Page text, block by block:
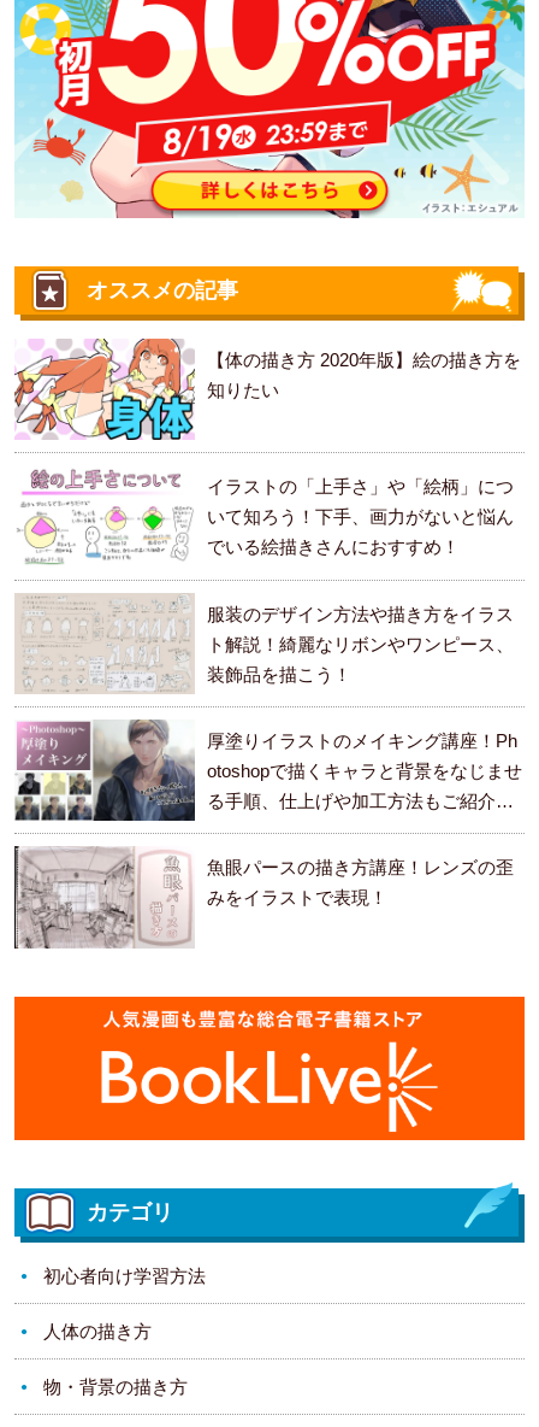
オススメの記事
【体の描き方 2020年版】絵の描き方を
知りたい
イラストの「上手さ」や「絵柄」につ
いて知ろう！下手、画力がないと悩ん
でいる絵描きさんにおすすめ！
服装のデザイン方法や描き方をイラス
ト解説！綺麗なリボンやワンピース、
装飾品を描こう！
厚塗りイラストのメイキング講座！Ph
otoshopで描くキャラと背景をなじませ
る手順、仕上げや加工方法もご紹介し
ます。
魚眼パースの描き方講座！レンズの歪
みをイラストで表現！
カテゴリ
初心者向け学習方法
人体の描き方
物・背景の描き方